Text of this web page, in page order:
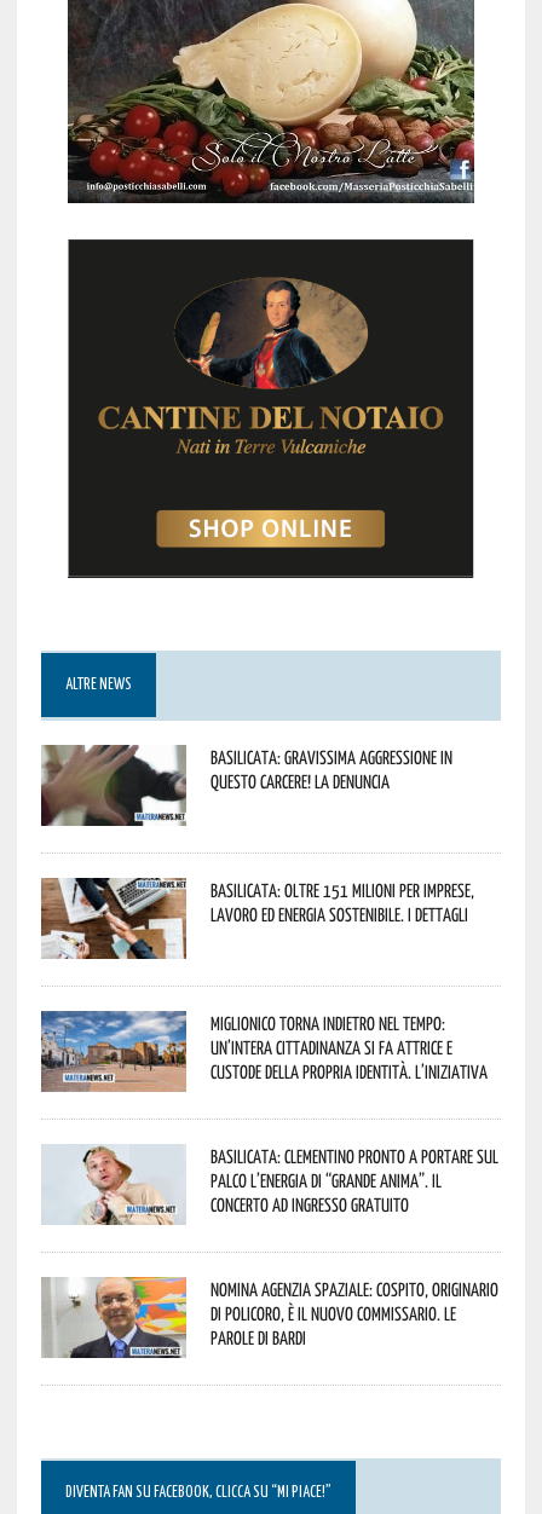
ALTRE NEWS
Basilicata: gravissima aggressione in
questo Carcere! La denuncia
Basilicata: oltre 151 milioni per imprese,
lavoro ed energia sostenibile. I dettagli
Miglionico torna indietro nel tempo:
un’intera cittadinanza si fa attrice e
custode della propria identità. L’iniziativa
Basilicata: Clementino pronto a portare sul
palco l’energia di “Grande Anima”. Il
concerto ad ingresso gratuito
Nomina Agenzia Spaziale: Cospito, originario
di Policoro, è il nuovo commissario. Le
parole di Bardi
DIVENTA FAN SU FACEBOOK, CLICCA SU “MI PIACE!”